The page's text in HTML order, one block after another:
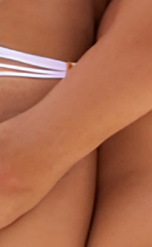
hialurónico, un compuesto
es adecuado para usar con